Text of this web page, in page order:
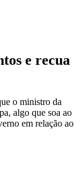
e recua
o ministro da
algo que soa ao
em relação ao